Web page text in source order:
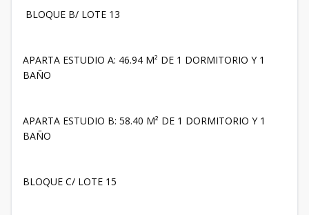
BLOQUE B/ LOTE 13
APARTA ESTUDIO A: 46.94 M² DE 1 DORMITORIO Y 1
BAÑO
APARTA ESTUDIO B: 58.40 M² DE 1 DORMITORIO Y 1
BAÑO
BLOQUE C/ LOTE 15